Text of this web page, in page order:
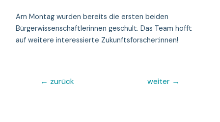
Am Montag wurden bereits die ersten beiden
Bürgerwissenschaftlerinnen geschult. Das Team hofft
auf weitere interessierte Zukunftsforscher:innen!
← zurück weiter →